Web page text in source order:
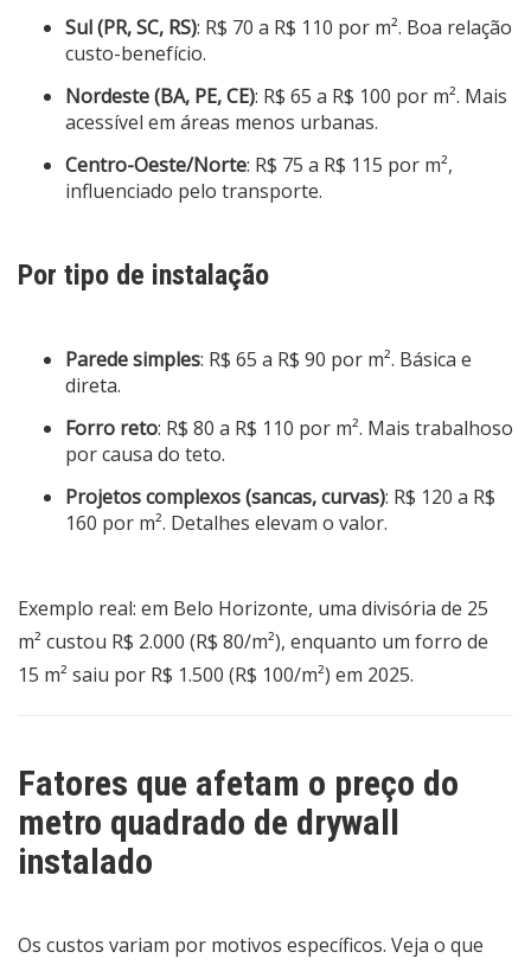
Sul (PR, SC, RS): R$ 70 a R$ 110 por m². Boa relação
custo-benefício.
Nordeste (BA, PE, CE): R$ 65 a R$ 100 por m². Mais
acessível em áreas menos urbanas.
Centro-Oeste/Norte: R$ 75 a R$ 115 por m²,
influenciado pelo transporte.
Por tipo de instalação
Parede simples: R$ 65 a R$ 90 por m². Básica e
direta.
Forro reto: R$ 80 a R$ 110 por m². Mais trabalhoso
por causa do teto.
Projetos complexos (sancas, curvas): R$ 120 a R$
160 por m². Detalhes elevam o valor.
Exemplo real: em Belo Horizonte, uma divisória de 25
m² custou R$ 2.000 (R$ 80/m²), enquanto um forro de
15 m² saiu por R$ 1.500 (R$ 100/m²) em 2025.
Fatores que afetam o preço do
metro quadrado de drywall
instalado
Os custos variam por motivos específicos. Veja o que